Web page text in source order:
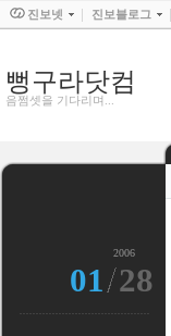
뻥구라닷컴
음쩜셋을 기다리며...
2006
01 28
진보넷 진보블로그